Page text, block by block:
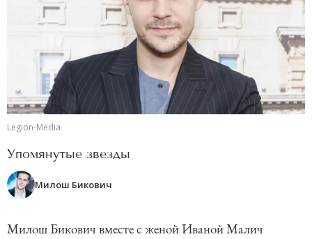
Legion-Media
Упомянутые звезды
Милош Бикович
Милош Бикович вместе с женой Иваной Малич